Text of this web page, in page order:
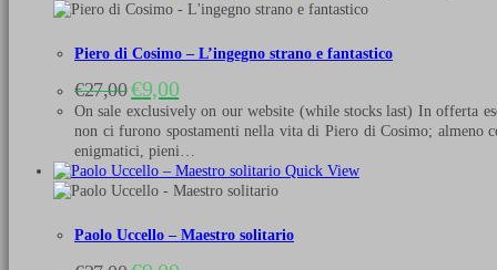
Piero di Cosimo – L’ingegno strano e fantastico
€27,00Il
prezzo
originale
era:
€27,00.
€9,00Il
prezzo
attuale
è:
€9,00.
On sale exclusively on our website (while stocks last) In offerta
non ci furono spostamenti nella vita di Piero di Cosimo; almeno
enigmatici, pieni…
Quick View
Paolo Uccello – Maestro solitario